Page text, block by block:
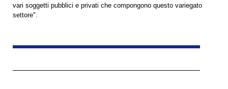
vari soggetti pubblici e privati che compongono questo variegato
settore".